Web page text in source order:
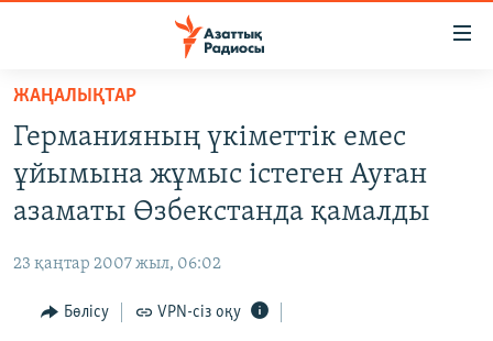
Skip
main
content
Skip
to
main
Navigation
САЯСАТ
AZATTYQTV
АДАМ ҚҰҚЫҚТАРЫ
ӘЛЕУМЕТ
ЖАҢАЛЫҚТАР
Германияның үкіметтік емес
ұйымына жұмыс істеген Ауған
азаматы Өзбекстанда қамалды
23 қаңтар 2007 жыл, 06:02
Бөлісу VPN-сіз оқу